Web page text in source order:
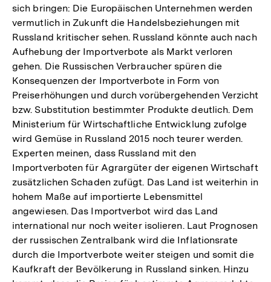
sich bringen: Die Europäischen Unternehmen werden
vermutlich in Zukunft die Handelsbeziehungen mit
Russland kritischer sehen. Russland könnte auch nach
Aufhebung der Importverbote als Markt verloren
gehen. Die Russischen Verbraucher spüren die
Konsequenzen der Importverbote in Form von
Preiserhöhungen und durch vorübergehenden Verzicht
bzw. Substitution bestimmter Produkte deutlich. Dem
Ministerium für Wirtschaftliche Entwicklung zufolge
wird Gemüse in Russland 2015 noch teurer werden.
Experten meinen, dass Russland mit den
Importverboten für Agrargüter der eigenen Wirtschaft
zusätzlichen Schaden zufügt. Das Land ist weiterhin in
hohem Maße auf importierte Lebensmittel
angewiesen. Das Importverbot wird das Land
international nur noch weiter isolieren. Laut Prognosen
der russischen Zentralbank wird die Inflationsrate
durch die Importverbote weiter steigen und somit die
Kaufkraft der Bevölkerung in Russland sinken. Hinzu